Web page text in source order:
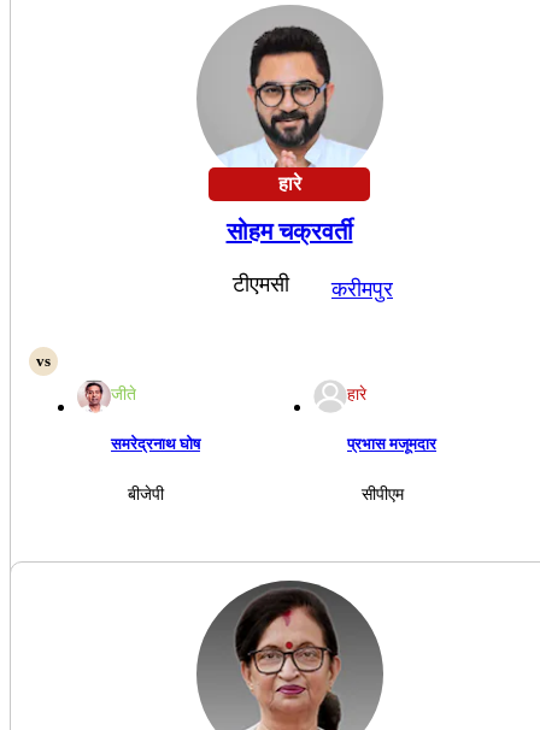
हारे
सोहम चक्रवर्ती
टीएमसी करीमपुर
जीते
समरेद्रनाथ घोष
बीजेपी
हारे
प्रभास मजूमदार
सीपीएम